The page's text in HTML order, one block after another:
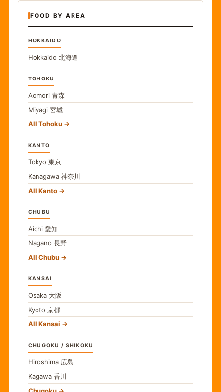
FOOD BY AREA
HOKKAIDO
Hokkaido 北海道
TOHOKU
Aomori 青森
Miyagi 宮城
All Tohoku
KANTO
Tokyo 東京
Kanagawa 神奈川
All Kanto
CHUBU
Aichi 愛知
Nagano 長野
All Chubu
KANSAI
Osaka 大阪
Kyoto 京都
All Kansai
CHUGOKU / SHIKOKU
Hiroshima 広島
Kagawa 香川